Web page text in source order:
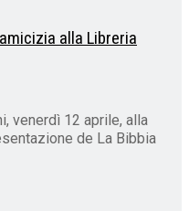
alla Libreria
venerdì 12 aprile, alla
de La Bibbia